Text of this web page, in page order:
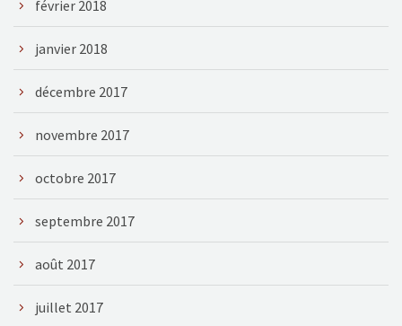
février 2018
janvier 2018
décembre 2017
novembre 2017
octobre 2017
septembre 2017
août 2017
juillet 2017